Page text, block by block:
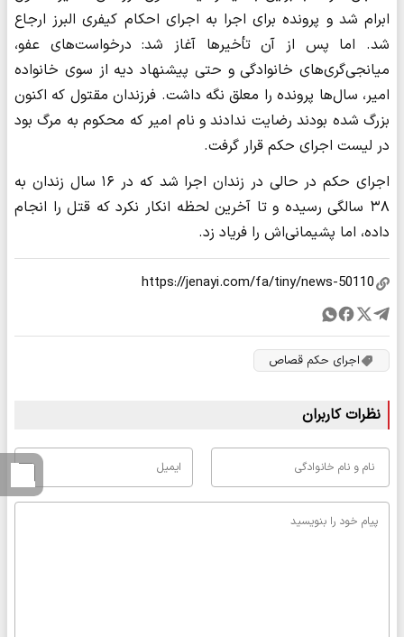
ابرام شد و پرونده برای اجرا به اجرای احکام کیفری البرز ارجاع
شد. اما پس از آن تأخیرها آغاز شد: درخواست‌های عفو،
میانجی‌گری‌های خانوادگی و حتی پیشنهاد دیه از سوی خانواده
امیر، سال‌ها پرونده را معلق نگه داشت. فرزندان مقتول که اکنون
بزرگ شده‌ بودند رضایت ندادند و نام امیر که محکوم به مرگ بود
در لیست اجرای حکم قرار گرفت.
اجرای حکم در حالی در زندان اجرا شد که در ۱۶ سال زندان به
۳۸ سالگی رسیده و تا آخرین لحظه انکار نکرد که قتل را انجام
داده، اما پشیمانی‌اش را فریاد زد.
اجرای حکم قصاص
نظرات کاربران